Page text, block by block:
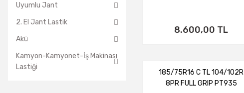
Uyumlu Jant
2. El Jant Lastik
Akü
Kamyon-Kamyonet-İş Makinası
Lastiği
8.600,00 TL
185/75R16 C TL 104/102R
8PR FULL GRIP PT935